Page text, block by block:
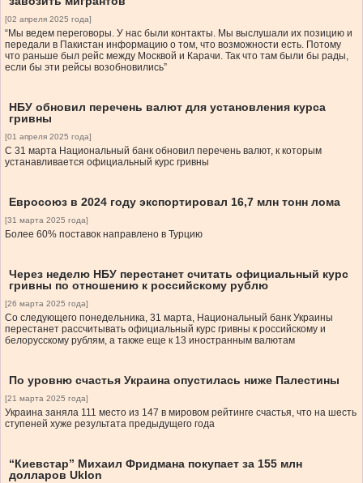
[02 апреля 2025 года]
“Мы ведем переговоры. У нас были контакты. Мы выслушали их позицию и
передали в Пакистан информацию о том, что возможности есть. Потому
что раньше был рейс между Москвой и Карачи. Так что там были бы рады,
если бы эти рейсы возобновились”
НБУ обновил перечень валют для установления курса
гривны
[01 апреля 2025 года]
С 31 марта Национальный банк обновил перечень валют, к которым
устанавливается официальный курс гривны
Евросоюз в 2024 году экспортировал 16,7 млн тонн лома
[31 марта 2025 года]
Более 60% поставок направлено в Турцию
Через неделю НБУ перестанет считать официальный курс
гривны по отношению к российскому рублю
[26 марта 2025 года]
Со следующего понедельника, 31 марта, Национальный банк Украины
перестанет рассчитывать официальный курс гривны к российскому и
белорусскому рублям, а также еще к 13 иностранным валютам
По уровню счастья Украина опустилась ниже Палестины
[21 марта 2025 года]
Украина заняла 111 место из 147 в мировом рейтинге счастья, что на шесть
ступеней хуже результата предыдущего года
“Киевстар” Михаил Фридмана покупает за 155 млн
долларов Uklon